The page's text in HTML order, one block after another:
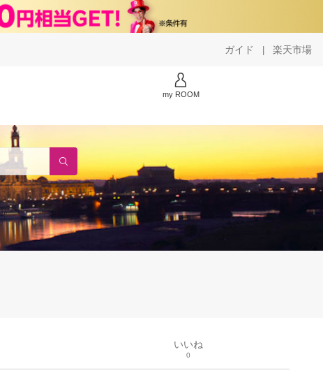
ガイド | 楽天市場
my ROOM
いいね
0